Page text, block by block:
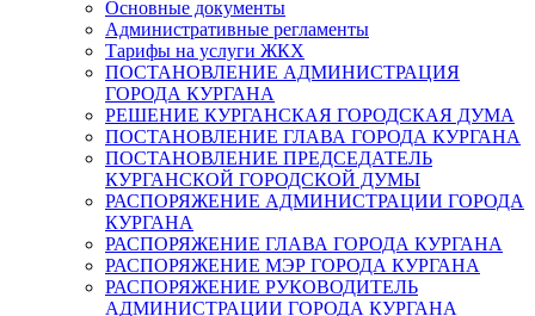
Основные документы
Административные регламенты
Тарифы на услуги ЖКХ
ПОСТАНОВЛЕНИЕ АДМИНИСТРАЦИЯ
ГОРОДА КУРГАНА
РЕШЕНИЕ КУРГАНСКАЯ ГОРОДСКАЯ ДУМА
ПОСТАНОВЛЕНИЕ ГЛАВА ГОРОДА КУРГАНА
ПОСТАНОВЛЕНИЕ ПРЕДСЕДАТЕЛЬ
КУРГАНСКОЙ ГОРОДСКОЙ ДУМЫ
РАСПОРЯЖЕНИЕ АДМИНИСТРАЦИИ ГОРОДА
КУРГАНА
РАСПОРЯЖЕНИЕ ГЛАВА ГОРОДА КУРГАНА
РАСПОРЯЖЕНИЕ МЭР ГОРОДА КУРГАНА
РАСПОРЯЖЕНИЕ РУКОВОДИТЕЛЬ
АДМИНИСТРАЦИИ ГОРОДА КУРГАНА